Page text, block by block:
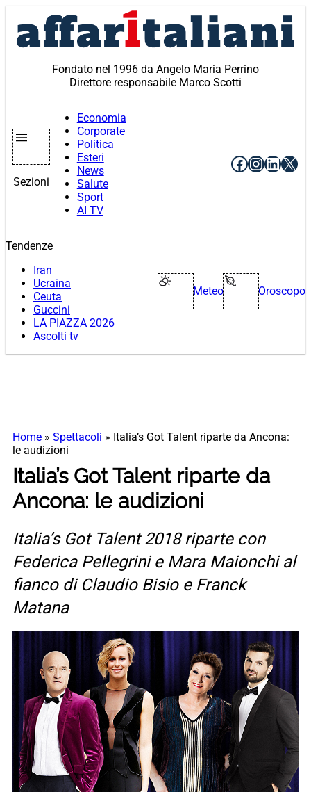
contenuto
Fondato nel 1996 da Angelo Maria Perrino
Direttore responsabile Marco Scotti
Sezioni
Economia
Corporate
Politica
Esteri
News
Salute
Sport
AI TV
Facebook
X
Tendenze
Iran
Ucraina
Ceuta
Guccini
LA PIAZZA 2026
Ascolti tv
Meteo Oroscopo
Home » Spettacoli » Italia’s Got Talent riparte da Ancona:
le audizioni
Italia’s Got Talent riparte da
Ancona: le audizioni
Italia’s Got Talent 2018 riparte con
Federica Pellegrini e Mara Maionchi al
fianco di Claudio Bisio e Franck
Matana